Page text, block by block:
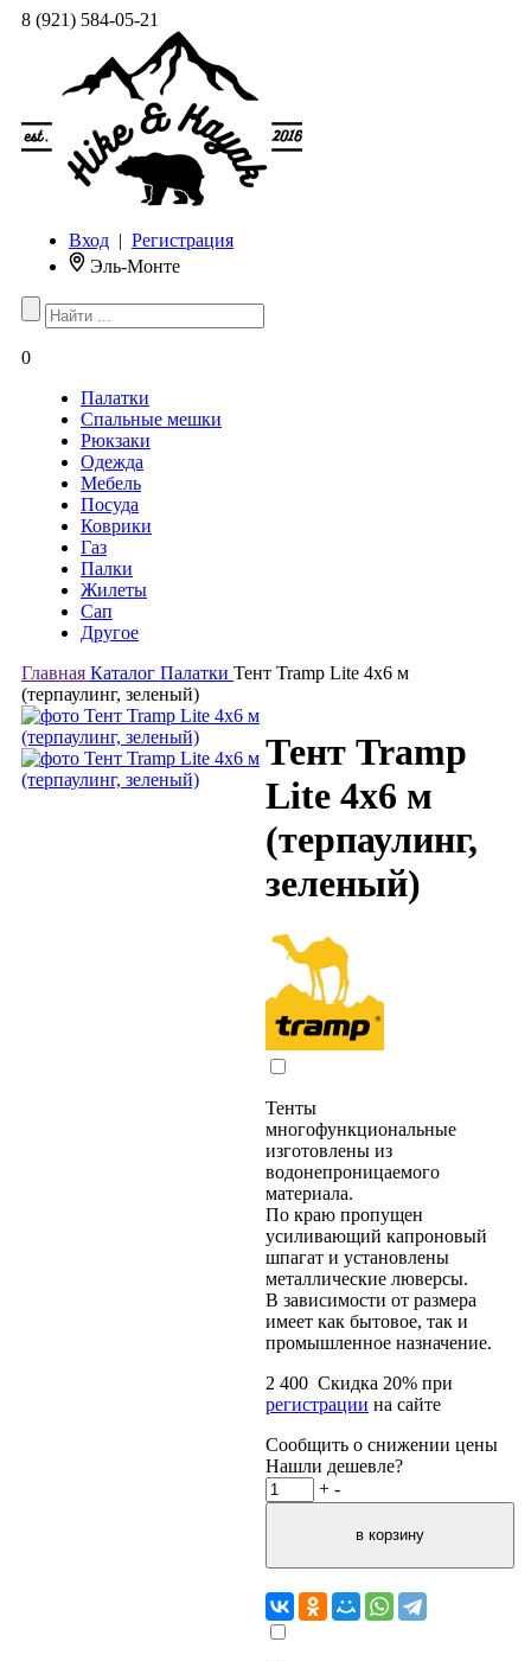
8 (921) 584-05-21
Вход | Регистрация
Эль-Монте
0
Палатки
Спальные мешки
Рюкзаки
Одежда
Мебель
Посуда
Коврики
Газ
Палки
Жилеты
Сап
Другое
Главная Каталог Палатки Тент Tramp Lite 4х6 м
(терпаулинг, зеленый)
Тент Tramp
Lite 4х6 м
(терпаулинг,
зеленый)
Тенты
многофункциональные
изготовлены из
водонепроницаемого
материала.
По краю пропущен
усиливающий капроновый
шпагат и установлены
металлические люверсы.
В зависимости от размера
имеет как бытовое, так и
промышленное назначение.
2 400 Скидка 20% при
регистрации на сайте
Сообщить о снижении цены
Нашли дешевле?
+ -